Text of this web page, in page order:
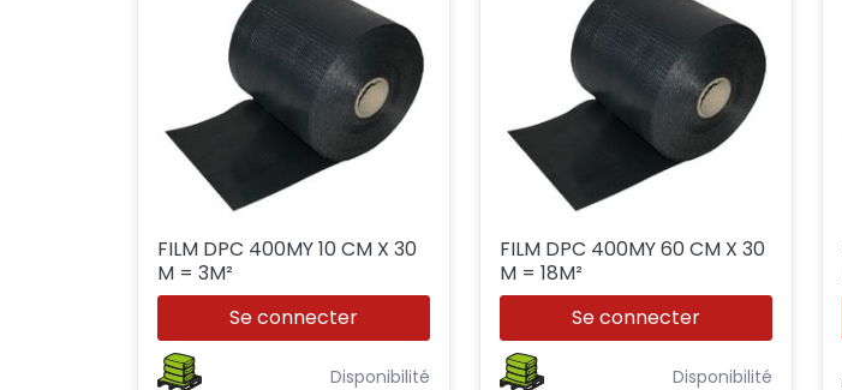
FILM DPC 400MY 10 CM X 30
M = 3M²
Se connecter
Disponibilité
FILM DPC 400MY 60 CM X 30
M = 18M²
Se connecter
Disponibilité